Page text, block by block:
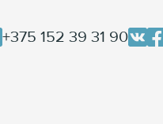
+375 152 39 31 90